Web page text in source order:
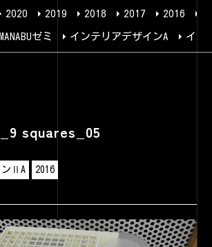
2020 2019 2018 2017 2016
ゼミ インテリアデザインA イン
squares_05
ンⅡA 2016